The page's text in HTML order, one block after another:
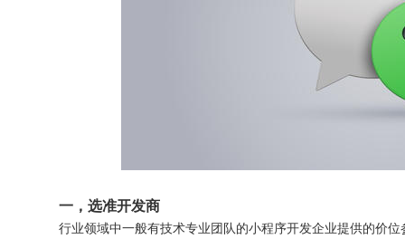
一，选准开发商
行业领域中一般有技术专业团队的小程序开发企业提供的价